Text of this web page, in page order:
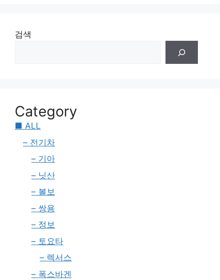
검색
Category
■ ALL
– 전기차
– 기아
– 닛산
– 볼보
– 쌍용
– 정보
– 토요타
– 렉서스
– 폭스바겐